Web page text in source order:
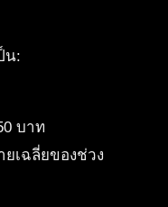
น:
บาท
เฉลี่ยของช่วง